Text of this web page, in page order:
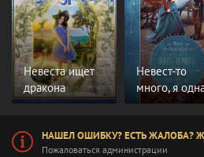
Невеста ищет
дракона
Невест-то
много, я
НАШЕЛ ОШИБКУ? ЕСТЬ ЖАЛОБА?
Пожаловаться администрации